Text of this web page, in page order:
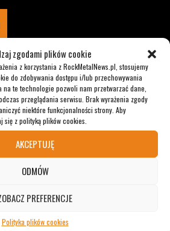
zgodami plików cookie
z korzystania z RockMetalNews.pl, stosujemy
do zdobywania dostępu i/lub przechowywania
te technologie pozwoli nam przetwarzać dane,
przeglądania serwisu. Brak wyrażenia zgody
niektóre funkcjonalności strony. Aby
się z polityką plików cookies.
AKCEPTUJĘ
ODMÓW
PREFERENCJE
Polityka plików cookies
amet, consectetur adipiscing elit.
volutpat sit amet sapien vitae,
Orci varius natoque penatibus et
Nullam ac quam erat.
eget ornare aliquam, mauris